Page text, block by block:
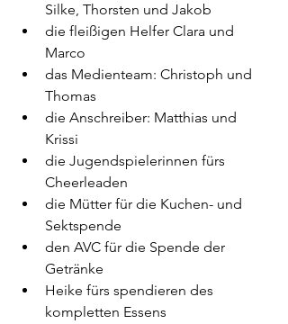
Silke, Thorsten und Jakob
die fleißigen Helfer Clara und
Marco
das Medienteam: Christoph und
Thomas
die Anschreiber: Matthias und
Krissi
die Jugendspielerinnen fürs
Cheerleaden
die Mütter für die Kuchen- und
Sektspende
den AVC für die Spende der
Getränke
Heike fürs spendieren des
kompletten Essens